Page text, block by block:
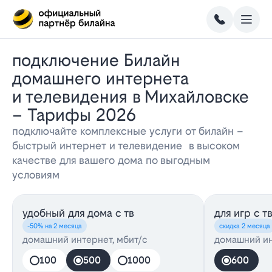
Подключение Билайн
домашнего интернета
и телевидения в Михайловске
– Тарифы 2026
подключайте комплексные услуги от билайн –
быстрый интернет и телевидение в высоком
качестве для вашего дома по выгодным
условиям
удобный для дома с тв
-50% на 2 месяца
домашний интернет, мбит/с
100
500 1000
для игр с тв
скидка 2 месяца
домашний
600